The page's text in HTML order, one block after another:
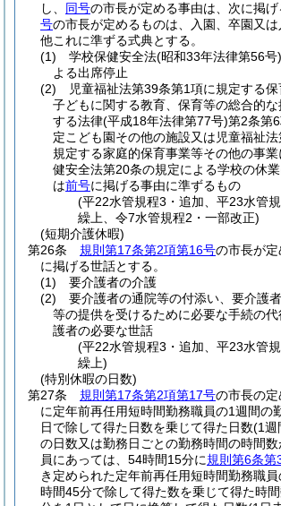
し、 同号の市長が定める事由は、次に掲げ
号の市長が定めるものは、入園、卒園又
他これに準ずる式典とする。
(1)
学校保健安全法(昭和33年法律第56号)
よる出席停止
(2)
児童福祉法第39条第1項に規定する
子どもに関する教育、保育等の総合的
する法律(平成18年法律第77号)第2条第
定こども園その他の施設又は児童福祉
規定する家庭的保育事業等その他の事
健安全法第20条の規定による学校の休
は前号に掲げる事由に準ずるもの
(平22水管規程3・追加、平23水管
繰上、令7水管規程2・一部改正)
(短期介護休暇)
第26条
規則第17条第2項第16号の市長が
に掲げる世話とする。
(1)
要介護者の介護
(2)
要介護者の通院等の付添い、要介護
等の提供を受けるために必要な手続の
護者の必要な世話
(平22水管規程3・追加、平23水管
繰上)
(特別休暇の日数)
第27条
規則第17条第2項第17号の市長の
に定年前再任用短時間勤務職員の1週間の
日で除して得た日数を乗じて得た日数(1週
の日数又は勤務日ごとの勤務時間の時間
員にあっては、54時間15分に規則第6条第
き定められた定年前再任用短時間勤務職
時間45分で除して得た数を乗じて得た時